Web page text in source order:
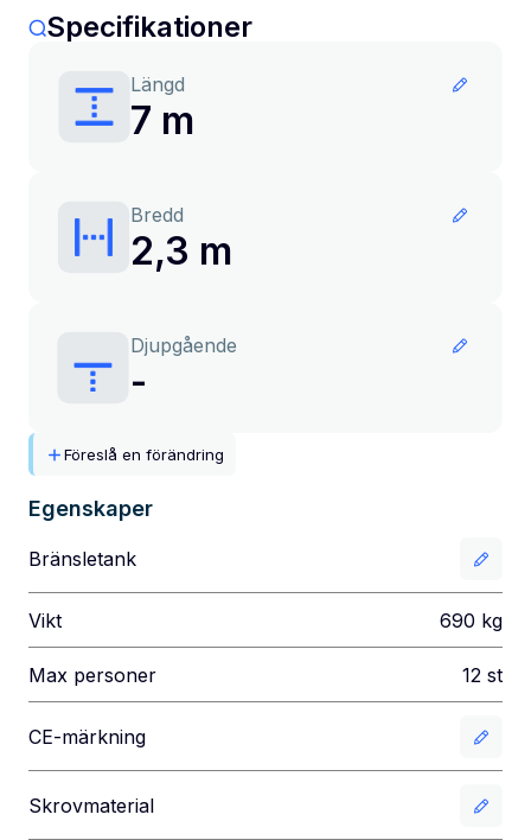
Specifikationer
Längd
7 m
Bredd
2,3 m
Djupgående
-
Föreslå en förändring
Egenskaper
Bränsletank
Vikt 690 kg
Max personer 12 st
CE-märkning
Skrovmaterial